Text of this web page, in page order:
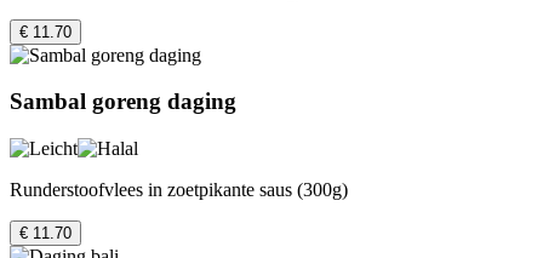
€ 11.70
Sambal goreng daging
Runderstoofvlees in zoetpikante saus (300g)
€ 11.70